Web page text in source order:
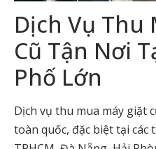
Dịch Vụ Thu
Cũ Tận Nơi
Phố Lớn
Dịch vụ thu mua máy giặt
toàn quốc, đặc biệt tại